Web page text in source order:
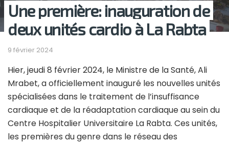
Une première: inauguration de
deux unités cardio à La Rabta
9 février 2024
Hier, jeudi 8 février 2024, le Ministre de la Santé, Ali
Mrabet, a officiellement inauguré les nouvelles unités
spécialisées dans le traitement de l’insuffisance
cardiaque et de la réadaptation cardiaque au sein du
Centre Hospitalier Universitaire La Rabta. Ces unités,
les premières du genre dans le réseau des